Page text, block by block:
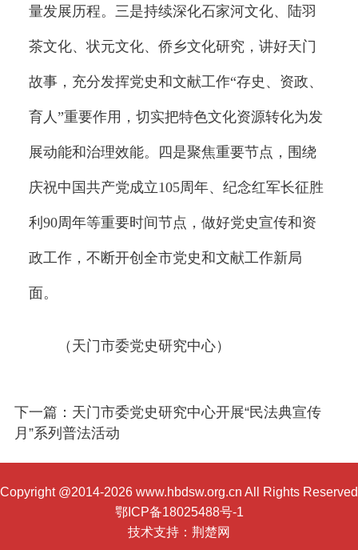
量发展历程。三是持续深化石家河文化、陆羽
茶文化、状元文化、侨乡文化研究，讲好天门
故事，充分发挥党史和文献工作“存史、资政、
育人”重要作用，切实把特色文化资源转化为发
展动能和治理效能。四是聚焦重要节点，围绕
庆祝中国共产党成立105周年、纪念红军长征胜
利90周年等重要时间节点，做好党史宣传和资
政工作，不断开创全市党史和文献工作新局
面。
（天门市委党史研究中心）
下一篇：天门市委党史研究中心开展“民法典宣传
月”系列普法活动
Copyright @2014-2026 www.hbdsw.org.cn All Rights Reserved
鄂ICP备18025488号-1
技术支持： 荆楚网